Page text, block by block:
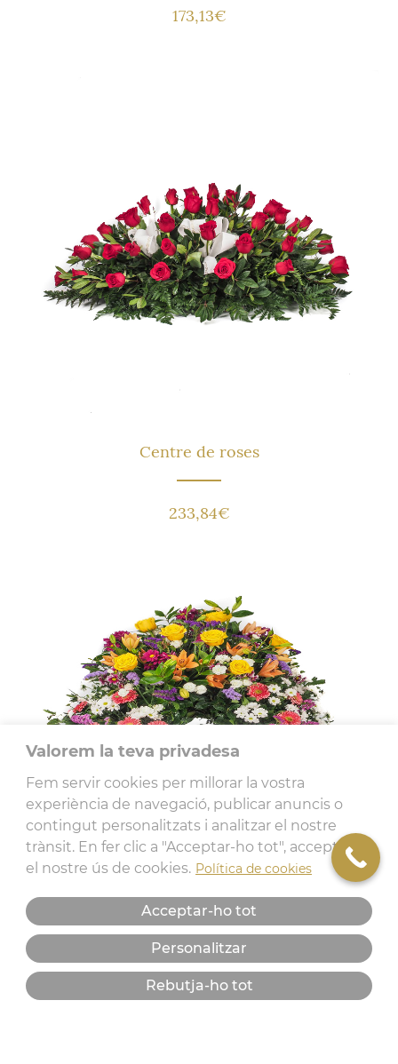
Valorem la teva privadesa
Fem servir cookies per millorar la vostra
experiència de navegació, publicar anuncis o
contingut personalitzats i analitzar el nostre
trànsit. En fer clic a "Acceptar-ho tot", accepteu
el nostre ús de cookies. Política de cookies
Personalitzar
Rebutja-ho tot
Acceptar-ho tot
173,13€
Centre de roses
233,84€
Corona de flors naturals